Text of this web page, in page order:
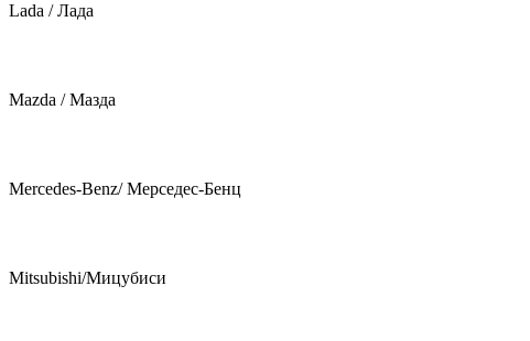
Lada / Лада
Mazda / Мазда
Mercedes-Benz/ Мерседес-Бенц
Mitsubishi/Мицубиси